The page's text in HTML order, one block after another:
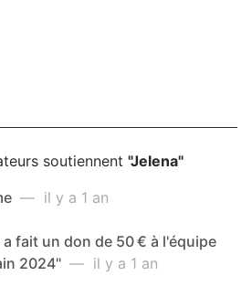
soutiennent "Jelena"
— il y a 1 an
fait un don de 50 € à l'équipe
2024" — il y a 1 an